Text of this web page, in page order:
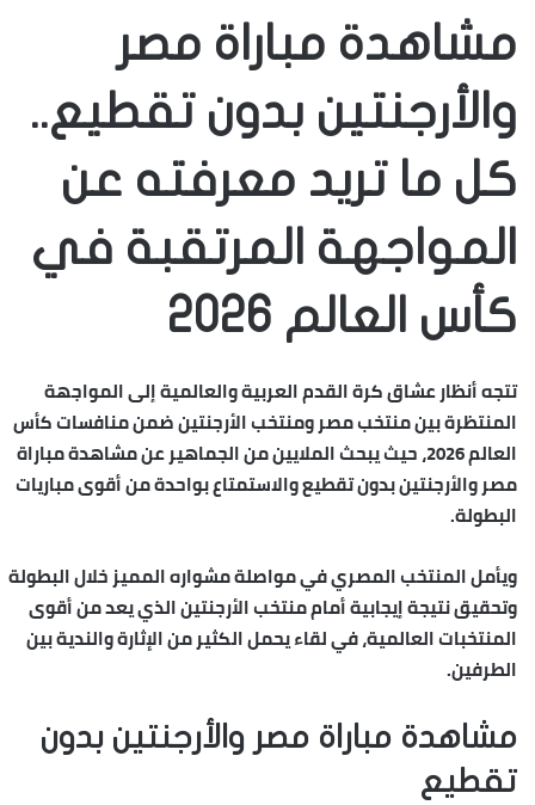
مشاهدة مباراة مصر
والأرجنتين بدون تقطيع..
كل ما تريد معرفته عن
المواجهة المرتقبة في
كأس العالم 2026
تتجه أنظار عشاق كرة القدم العربية والعالمية إلى المواجهة
المنتظرة بين منتخب مصر ومنتخب الأرجنتين ضمن منافسات كأس
العالم 2026، حيث يبحث الملايين من الجماهير عن
مشاهدة مباراة
مصر والأرجنتين بدون تقطيعوالاستمتاع بواحدة من أقوى مباريات
البطولة.
ويأمل المنتخب المصري في مواصلة مشواره المميز خلال البطولة
وتحقيق نتيجة إيجابية أمام منتخب الأرجنتين الذي يعد من أقوى
المنتخبات العالمية، في لقاء يحمل الكثير من الإثارة والندية بين
الطرفين.
مشاهدة مباراة مصر والأرجنتين بدون
تقطيع